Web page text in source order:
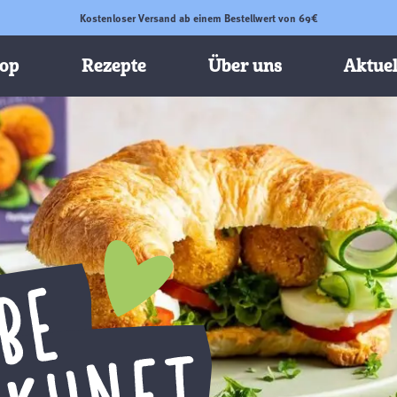
Kostenloser Versand ab einem Bestellwert von 69€
Rezepte Über uns